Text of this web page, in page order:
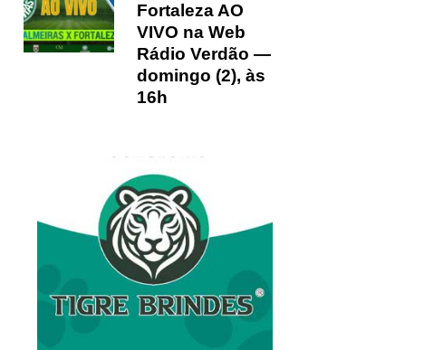
Fortaleza AO
VIVO na Web
Rádio Verdão —
domingo (2), às
16h